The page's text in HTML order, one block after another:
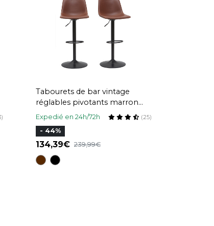
Tabourets de bar vintage
réglables pivotants marron
clair (lot de 2) NEW ROCK
Expedié en 24h/72h (25)
- 44%
134,39 239,99